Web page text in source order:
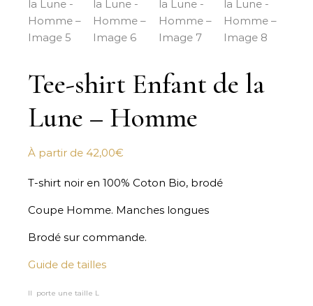
Tee-shirt Enfant de la
Lune – Homme
À partir de 42,00€
T-shirt noir en 100% Coton Bio, brodé
Coupe Homme. Manches longues
Brodé sur commande.
Guide de tailles
Il porte une taille L